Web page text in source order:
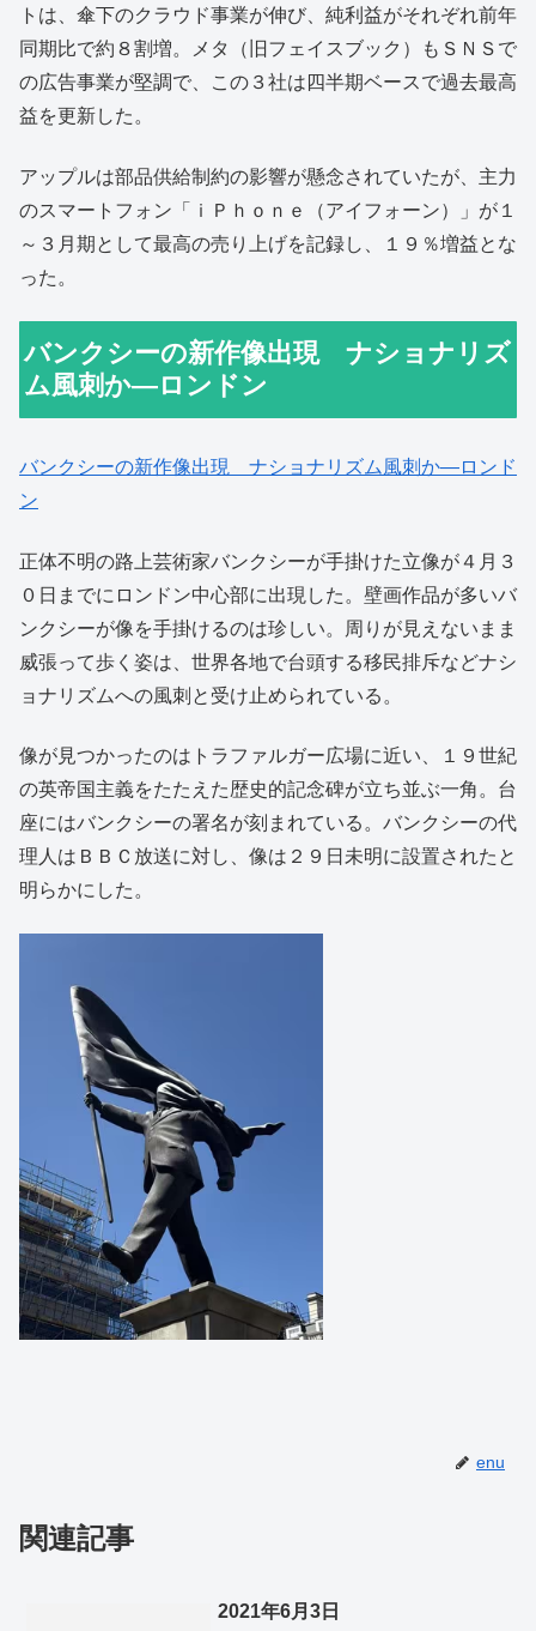
トは、傘下のクラウド事業が伸び、純利益がそれぞれ前年
同期比で約８割増。メタ（旧フェイスブック）もＳＮＳで
の広告事業が堅調で、この３社は四半期ベースで過去最高
益を更新した。
アップルは部品供給制約の影響が懸念されていたが、主力
のスマートフォン「ｉＰｈｏｎｅ（アイフォーン）」が１
～３月期として最高の売り上げを記録し、１９％増益とな
った。
バンクシーの新作像出現 ナショナリズ
ム風刺か―ロンドン
バンクシーの新作像出現 ナショナリズム風刺か―ロンド
ン
正体不明の路上芸術家バンクシーが手掛けた立像が４月３
０日までにロンドン中心部に出現した。壁画作品が多いバ
ンクシーが像を手掛けるのは珍しい。周りが見えないまま
威張って歩く姿は、世界各地で台頭する移民排斥などナシ
ョナリズムへの風刺と受け止められている。
像が見つかったのはトラファルガー広場に近い、１９世紀
の英帝国主義をたたえた歴史的記念碑が立ち並ぶ一角。台
座にはバンクシーの署名が刻まれている。バンクシーの代
理人はＢＢＣ放送に対し、像は２９日未明に設置されたと
明らかにした。
enu
関連記事
2021年6月3日